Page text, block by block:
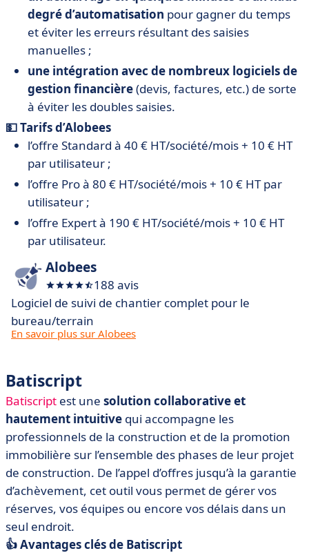
degré d’automatisation pour gagner du temps
et éviter les erreurs résultant des saisies
manuelles ;
une intégration avec de nombreux logiciels de
gestion financière(devis, factures, etc.) de sorte
à éviter les doubles saisies.
💵 Tarifs d’Alobees
l’offre Standard à 40 € HT/société/mois + 10 € HT
par utilisateur ;
l’offre Pro à 80 € HT/société/mois + 10 € HT par
utilisateur ;
l’offre Expert à 190 € HT/société/mois + 10 € HT
par utilisateur.
Alobees
188 avis
Logiciel de suivi de chantier complet pour le
bureau/terrain
En savoir plus sur Alobees
Batiscript
Batiscript est une solution collaborative et
hautement intuitive qui accompagne les
professionnels de la construction et de la promotion
immobilière sur l’ensemble des phases de leur projet
de construction. De l’appel d’offres jusqu’à la garantie
d’achèvement, cet outil vous permet de gérer vos
réserves, vos équipes ou encore vos délais dans un
seul endroit.
👍 Avantages clés de Batiscript